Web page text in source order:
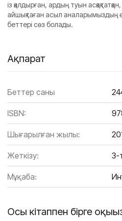
із қалдырған, ардың туын
айшықтаған асыл аналарымыздың
беттері сөз болады.
Ақпарат
Беттер саны
ISBN:
Шығарылған жылы:
Жеткізу: 3-
Мұқаба:
Осы кітаппен бірге